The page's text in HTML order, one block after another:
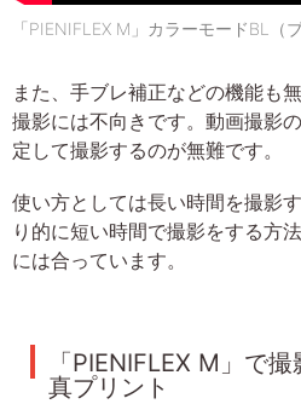
「PIENIFLEX M」カラーモードBL（
また、手ブレ補正などの機能も
撮影には不向きです。動画撮影
定して撮影するのが無難です。
使い方としては長い時間を撮影
り的に短い時間で撮影をする方
には合っています。
「PIENIFLEX M」で
真プリント